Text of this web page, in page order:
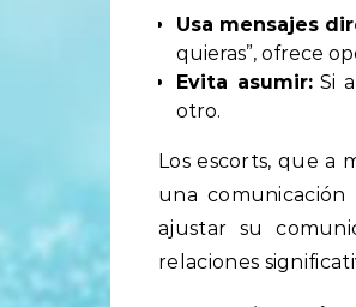
Usa mensajes
quieras”, ofrece
Evita asumir:Si
otro.
Los escorts, que a
una comunicación
ajustar su
relaciones